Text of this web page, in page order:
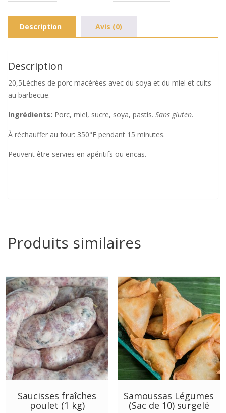
Description Avis (0)
Description
20,5Lèches de porc macérées avec du soya et du miel et cuits
au barbecue.
Ingrédients: Porc, miel, sucre, soya, pastis. Sans gluten.
À réchauffer au four: 350°F pendant 15 minutes.
Peuvent être servies en apéritifs ou encas.
Produits similaires
Saucisses fraîches
poulet (1 kg)
Samoussas Légumes
(Sac de 10) surgelé